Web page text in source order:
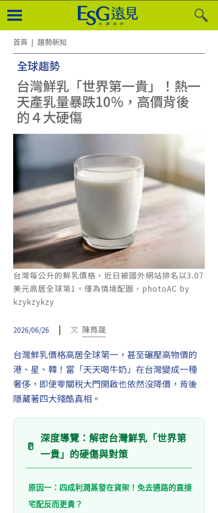
首頁 趨勢新知
全球趨勢
台灣鮮乳「世界第一貴」！熱一
天產乳量暴跌10%，高價背後
的４大硬傷
台灣每公升的鮮乳價格，近日被國外網站排名以3.07
美元高居全球第1。僅為情境配圖，photoAC by
kzykzykzy
2026/06/26 | 文 陳育晟
台灣鮮乳價格高居全球第一，甚至碾壓高物價的
港、星、韓！當「天天喝牛奶」在台灣變成一種
奢侈，即便零關稅大門開啟也依然沒降價，背後
隱藏著四大殘酷真相。
🥛
深度導覽：解密台灣鮮乳「世界第
一貴」的硬傷與對策
原因一：四成利潤蒸發在貨架！免去通路的直接
宅配反而更貴？